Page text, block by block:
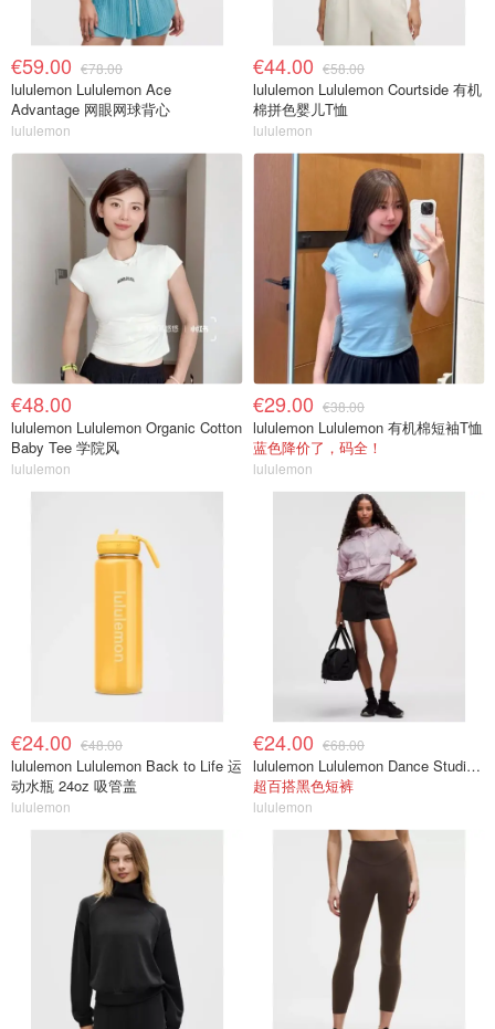
€59.00 €78.00
lululemon Lululemon Ace
Advantage 网眼网球背心
lululemon
€44.00 €58.00
lululemon Lululemon Courtside 有机
棉拼色婴儿T恤
lululemon
€48.00
lululemon Lululemon Organic Cotton
Baby Tee 学院风
lululemon
€29.00 €38.00
lululemon Lululemon 有机棉短袖T恤
蓝色降价了，码全！
lululemon
€24.00 €48.00
lululemon Lululemon Back to Life 运
动水瓶 24oz 吸管盖
lululemon
€24.00 €68.00
lululemon Lululemon Dance Studio 高腰短裤 3.5英寸
超百搭黑色短裤
lululemon